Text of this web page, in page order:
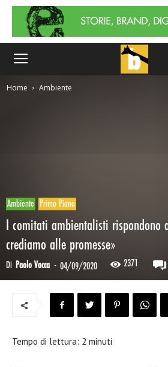
Home Ambiente
Ambiente Primo Piano
I comitati ambientalisti rispondono
crediamo alle promesse»
Di Paolo Vacca - 04/09/2020 2371
Tempo di lettura: 2 minuti